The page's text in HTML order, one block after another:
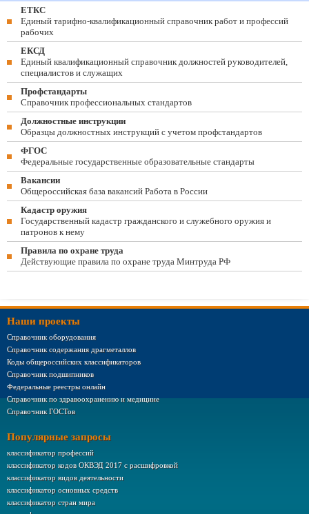
ЕТКС
Единый тарифно-квалификационный справочник работ и профессий
рабочих
ЕКСД
Единый квалификационный справочник должностей руководителей,
специалистов и служащих
Профстандарты
Справочник профессиональных стандартов
Должностные инструкции
Образцы должностных инструкций с учетом профстандартов
ФГОС
Федеральные государственные образовательные стандарты
Вакансии
Общероссийская база вакансий Работа в России
Кадастр оружия
Государственный кадастр гражданского и служебного оружия и
патронов к нему
Правила по охране труда
Действующие правила по охране труда Минтруда РФ
Наши проекты
Справочник оборудования
Справочник содержания драгметаллов
Коды общероссийских классификаторов
Справочник подшипников
Федеральные реестры онлайн
Справочник по здравоохранению и медицине
Справочник ГОСТов
Популярные запросы
классификатор профессий
классификатор кодов ОКВЭД 2017 с расшифровкой
классификатор видов деятельности
классификатор основных средств
классификатор стран мира